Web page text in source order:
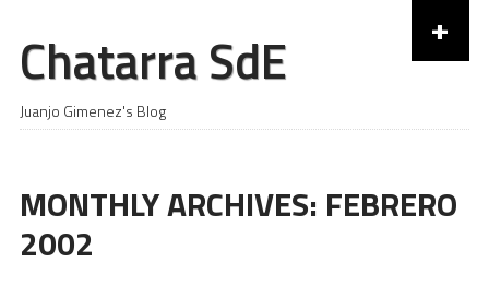
Chatarra SdE
Juanjo Gimenez's Blog
+
Skip to content
MONTHLY ARCHIVES: FEBRERO
2002